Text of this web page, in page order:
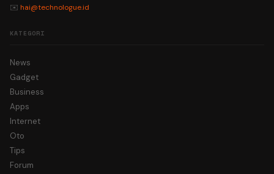
✉️ hai@technologue.id
KATEGORI
News
Gadget
Business
Apps
Internet
Oto
Tips
Forum